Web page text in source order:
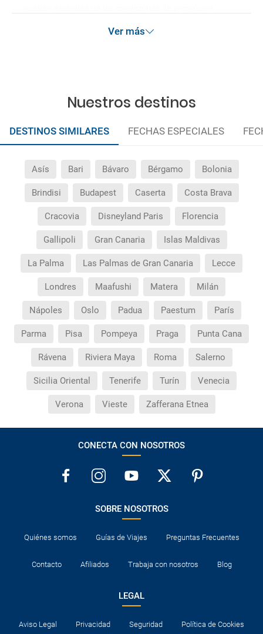
Ver más
Nuestros destinos
DESTINOS SIMILARES FECHAS ESPECIALES
Asís Bari Bávaro Bérgamo Bolonia
Brindisi Budapest Caserta Costa Brava
Cracovia Disneyland Paris Florencia
Gallipoli Gran Canaria Islas Maldivas
La Palma Las Palmas de Gran Canaria Lecce
Londres Maafushi Matera Milán
Nápoles Oslo Padua Paestum París
Parma Pisa Pompeya Praga Punta Cana
Rávena Riviera Maya Roma Salerno
Sicilia Oriental Tenerife Turín Venecia
Verona Vieste Zafferana Etnea
CONECTA CON NOSOTROS
SOBRE NOSOTROS
Quiénes somos Guías de Viajes Preguntas Frecuentes
Contacto Afiliados Trabaja con nosotros Blog
LEGAL
Aviso Legal Privacidad Seguridad Política de Cookies